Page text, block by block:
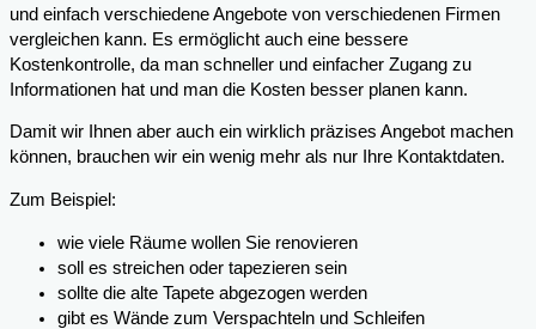
und einfach verschiedene Angebote von verschiedenen Firmen
vergleichen kann. Es ermöglicht auch eine bessere
Kostenkontrolle, da man schneller und einfacher Zugang zu
Informationen hat und man die Kosten besser planen kann.
Damit wir Ihnen aber auch ein wirklich präzises Angebot machen
können, brauchen wir ein wenig mehr als nur Ihre Kontaktdaten.
Zum Beispiel:
wie viele Räume wollen Sie renovieren
soll es streichen oder tapezieren sein
sollte die alte Tapete abgezogen werden
gibt es Wände zum Verspachteln und Schleifen